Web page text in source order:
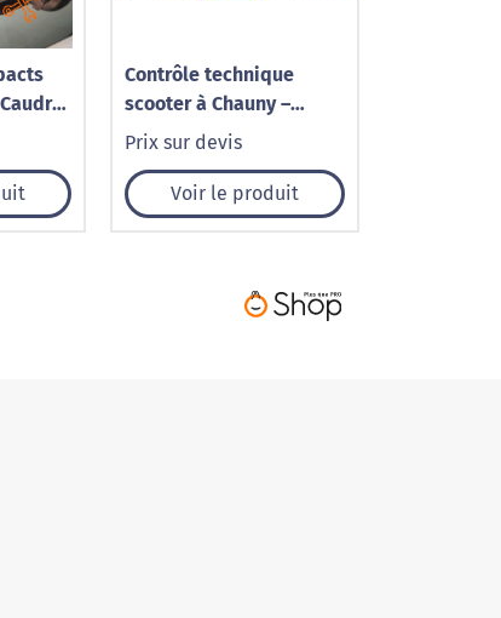
Contrôle technique
scooter à Chauny –
Norisko
Prix sur devis
Voir le produit